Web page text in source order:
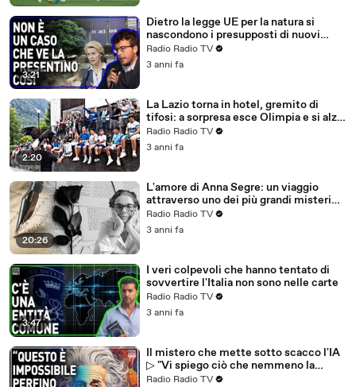
3:21
Dietro la legge UE per la natura si
nascondono i presupposti di nuovi
lockdown, stavolta green?
Radio Radio TV
3 anni fa
2:20
La Lazio torna in hotel, gremito di
tifosi: a sorpresa esce Olimpia e si alza
un canto da brividi (VIDEO)
Radio Radio TV
3 anni fa
20:26
L'amore di Anna Segre: un viaggio
attraverso uno dei più grandi misteri
della vita
Radio Radio TV
3 anni fa
3:47
I veri colpevoli che hanno tentato di
sovvertire l'Italia non sono nelle carte
Radio Radio TV
3 anni fa
Il mistero che mette sotto scacco l'IA
▷ "Vi spiego ciò che nemmeno la
scienza sa sulla mente umana"
Radio Radio TV